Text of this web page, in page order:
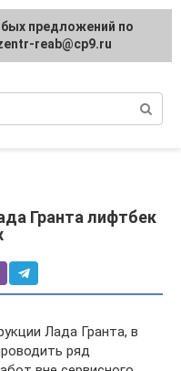
Гранта лифтбек
Лада Гранта, в
ряд
предложений по
reab@cp9.ru